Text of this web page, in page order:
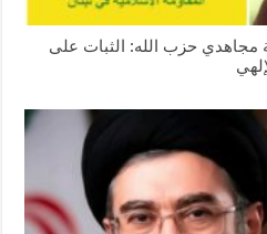
مجاهدي حزب الله: الثبات على